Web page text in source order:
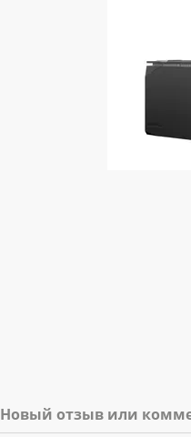
Новый отзыв или